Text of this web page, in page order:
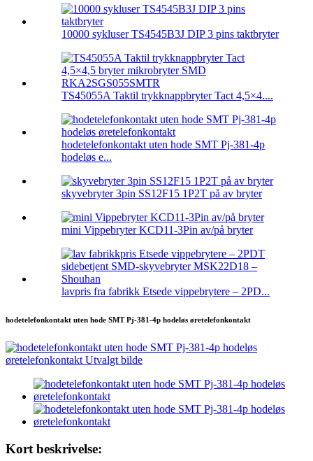
10000 sykluser TS4545B3J DIP 3 pins taktbryter
TS45055A Taktil trykknappbryter Tact 4,5×4....
hodetelefonkontakt uten hode SMT Pj-381-4p
hodeløs e...
skyvebryter 3pin SS12F15 1P2T på av bryter
mini Vippebryter KCD11-3Pin av/på bryter
lavpris fra fabrikk Etsede vippebrytere – 2PD...
hodetelefonkontakt uten hode SMT Pj-381-4p hodeløs øretelefonkontakt
Kort beskrivelse: